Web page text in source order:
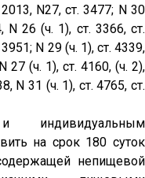
N27, ст. 3477; N 30
N 26 (ч. 1), ст. 3366, ст.
3951; N 29 (ч. 1), ст. 4339,
N 27 (ч. 1), ст. 4160, (ч. 2),
N 31 (ч. 1), ст. 4765, ст.
на срок 180 суток
непищевой